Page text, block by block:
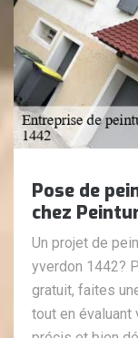
Pose de
chez
Un projet de
yverdon 1442?
gratuit, faites
tout en